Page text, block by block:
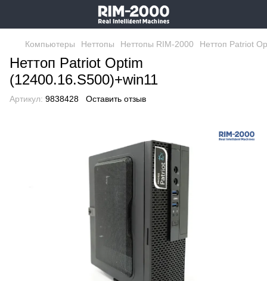
Компьютеры Неттопы Неттопы RIM-2000 Неттоп Patriot
Неттоп Patriot Optim
(12400.16.S500)+win11
Артикул: 9838428 Оставить отзыв